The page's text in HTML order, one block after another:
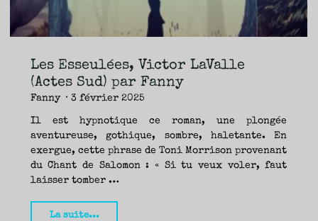
Veilleuse)
Fanny"
Les Esseulées, Victor LaValle
(Actes Sud) par Fanny
Fanny 3 février 2025
Il est hypnotique ce roman, une plongée
aventureuse, gothique, sombre, haletante. En
exergue, cette phrase de Toni Morrison provenant
du Chant de Salomon : « Si tu veux voler, faut
laisser tomber …
La suite...